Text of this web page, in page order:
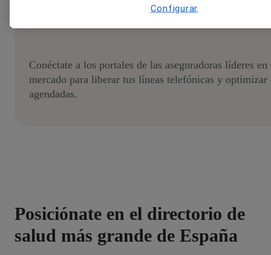
Conéctate a los portales de las aseguradoras líderes en
mercado para liberar tus líneas telefónicas y optimizar
agendadas.
Posiciónate en el directorio de
salud más grande de España
Configurar